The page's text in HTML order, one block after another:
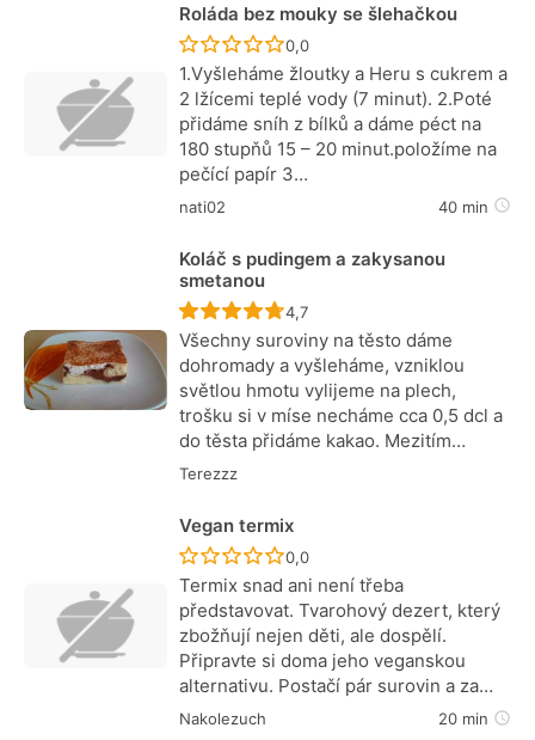
Roláda bez mouky se šlehačkou
Recept ještě nebyl hodnocen
0,0
1.Vyšleháme žloutky a Heru s cukrem a
2 lžícemi teplé vody (7 minut). 2.Poté
přidáme sníh z bílků a dáme péct na
180 stupňů 15 – 20 minut.položíme na
pečící papír 3…
nati02 40 min
Koláč s pudingem a zakysanou
smetanou
Recept ještě nebyl hodnocen
4,7
Všechny suroviny na těsto dáme
dohromady a vyšleháme, vzniklou
světlou hmotu vylijeme na plech,
trošku si v míse necháme cca 0,5 dcl a
do těsta přidáme kakao. Mezitím…
Terezzz
Vegan termix
Recept ještě nebyl hodnocen
0,0
Termix snad ani není třeba
představovat. Tvarohový dezert, který
zbožňují nejen děti, ale dospělí.
Připravte si doma jeho veganskou
alternativu. Postačí pár surovin a za…
Nakolezuch 20 min